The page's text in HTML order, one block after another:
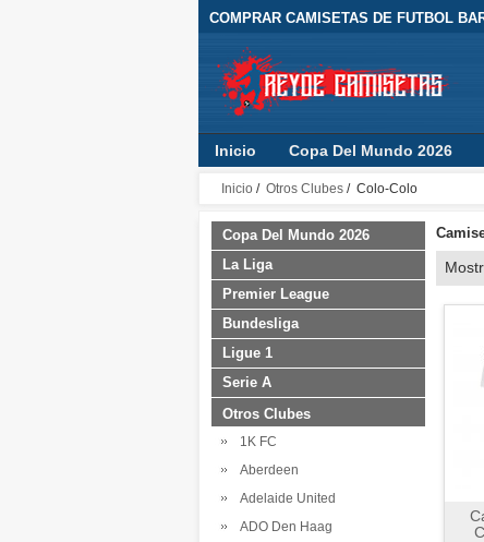
COMPRAR CAMISETAS DE FUTBOL
Inicio Copa Del Mundo 2026
Inicio / Otros Clubes / Colo-Colo
Copa Del Mundo 2026
La Liga
Premier League
Bundesliga
Ligue 1
Serie A
Otros Clubes
1K FC
Aberdeen
Adelaide United
ADO Den Haag